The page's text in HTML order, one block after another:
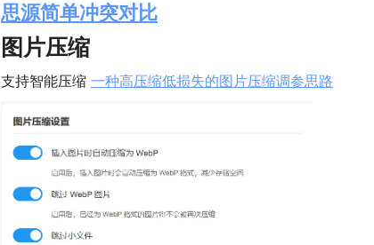
思源简单冲突对比
图片压缩
支持智能压缩 一种高压缩低损失的图片压缩调参思路